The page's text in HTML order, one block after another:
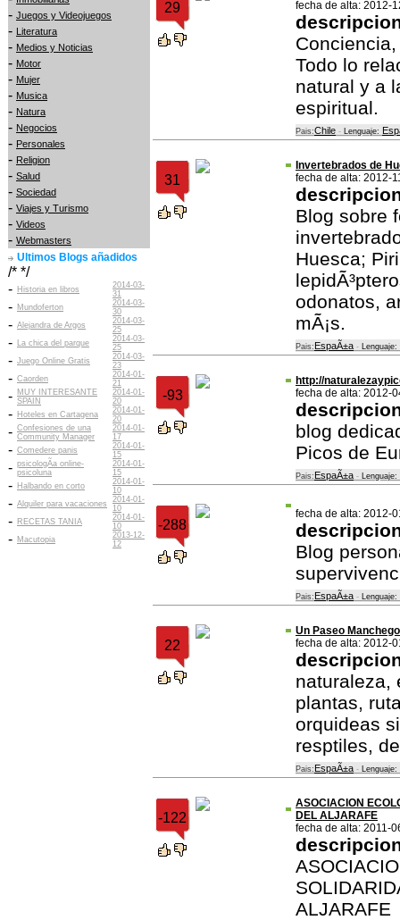
- Juegos y Videojuegos
- Literatura
- Medios y Noticias
- Motor
- Mujer
- Musica
- Natura
- Negocios
- Personales
- Religion
- Salud
- Sociedad
- Viajes y Turismo
- Videos
- Webmasters
Ultimos Blogs añadidos
/* */
- Historia en libros
2014-03-
31
- Mundoferton
2014-03-
30
- Alejandra de Argos
2014-03-
25
- La chica del parque
2014-03-
25
- Juego Online Gratis
2014-03-
23
- Caorden
2014-01-
21
- MUY INTERESANTE
SPAIN
2014-01-
20
- Hoteles en Cartagena
2014-01-
20
- Confesiones de una
Community Manager
2014-01-
17
- Comedere panis
2014-01-
15
- psicologÃ­a online-
psicoluna
2014-01-
15
- Halbando en corto
2014-01-
10
- Alquiler para vacaciones
2014-01-
10
- RECETAS TANIA
2014-01-
10
- Macutopia
2013-12-
12
29
fecha de alta: 2012-
Todo lo
natural y a
espiritual.
Pais:Chile - Lenguaje:
31
Invertebrados de
fecha de alta: 2012-
Blog sobre
Huesca;
odonatos,
mÃ¡s.
Pais: EspaÃ±a - Lenguaje:
-93
http://
fecha de alta: 2012-
blog
Picos de
Pais: EspaÃ±a - Lenguaje:
-288
fecha de alta: 2012-
Blog
Pais: EspaÃ±a - Lenguaje:
22
Un Paseo Manchego
fecha de alta: 2012-
naturaleza,
plantas,
orquideas
resptiles,
Pais: EspaÃ±a - Lenguaje:
-122
ASOCIACION
DEL ALJARAFE
fecha de alta: 2011-
ALJARAFE